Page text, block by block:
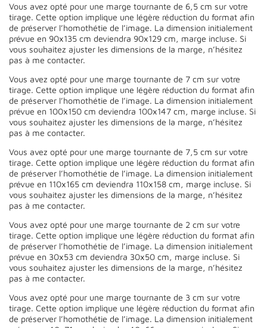
Vous avez opté pour une marge tournante de 6,5 cm sur votre
tirage. Cette option implique une légère réduction du format afin
de préserver l’homothétie de l’image. La dimension initialement
prévue en 90x135 cm deviendra 90x129 cm, marge incluse. Si
vous souhaitez ajuster les dimensions de la marge, n’hésitez
pas à me contacter.
Vous avez opté pour une marge tournante de 7 cm sur votre
tirage. Cette option implique une légère réduction du format afin
de préserver l’homothétie de l’image. La dimension initialement
prévue en 100x150 cm deviendra 100x147 cm, marge incluse. Si
vous souhaitez ajuster les dimensions de la marge, n’hésitez
pas à me contacter.
Vous avez opté pour une marge tournante de 7,5 cm sur votre
tirage. Cette option implique une légère réduction du format afin
de préserver l’homothétie de l’image. La dimension initialement
prévue en 110x165 cm deviendra 110x158 cm, marge incluse. Si
vous souhaitez ajuster les dimensions de la marge, n’hésitez
pas à me contacter.
Vous avez opté pour une marge tournante de 2 cm sur votre
tirage. Cette option implique une légère réduction du format afin
de préserver l’homothétie de l’image. La dimension initialement
prévue en 30x53 cm deviendra 30x50 cm, marge incluse. Si
vous souhaitez ajuster les dimensions de la marge, n’hésitez
pas à me contacter.
Vous avez opté pour une marge tournante de 3 cm sur votre
tirage. Cette option implique une légère réduction du format afin
de préserver l’homothétie de l’image. La dimension initialement